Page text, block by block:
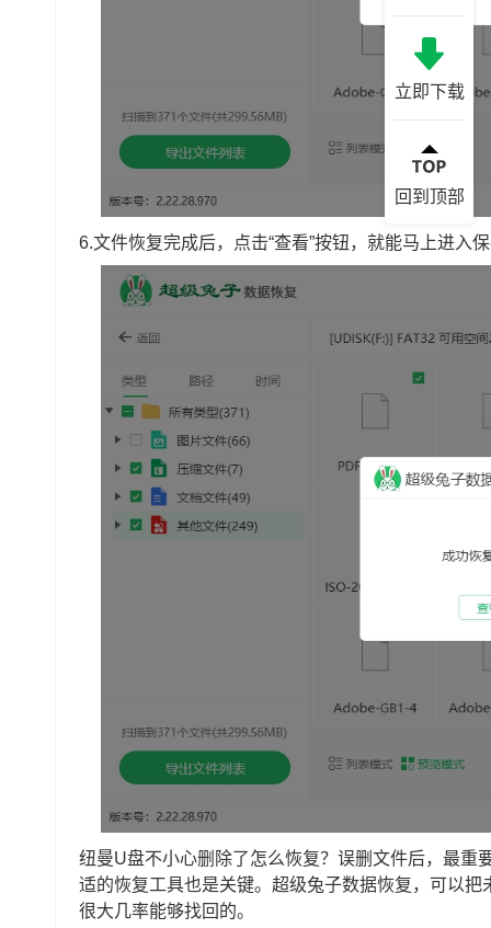
6.文件恢复完成后，点击“查看”按钮，就能马上进入
纽曼U盘不小心删除了怎么恢复？误删文件后，最重
适的恢复工具也是关键。超级兔子数据恢复，可以
很大几率能够找回的。
立即下载
回到顶部